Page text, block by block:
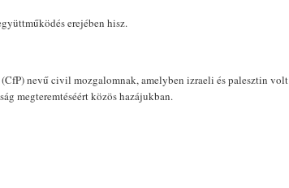
erejében hisz.
(CfP) nevű civil mozgalomnak, amelyben izraeli és palesztin volt
megteremtéséért közös hazájukban.